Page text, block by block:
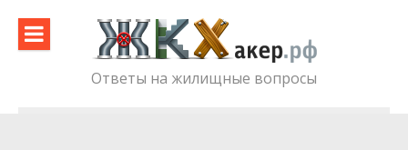
content
Ответы на жилищные вопросы